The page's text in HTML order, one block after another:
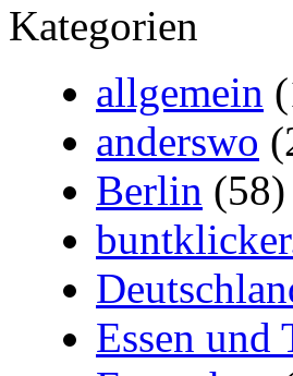
Kategorien
allgemein
anderswo
Berlin (58)
Essen und